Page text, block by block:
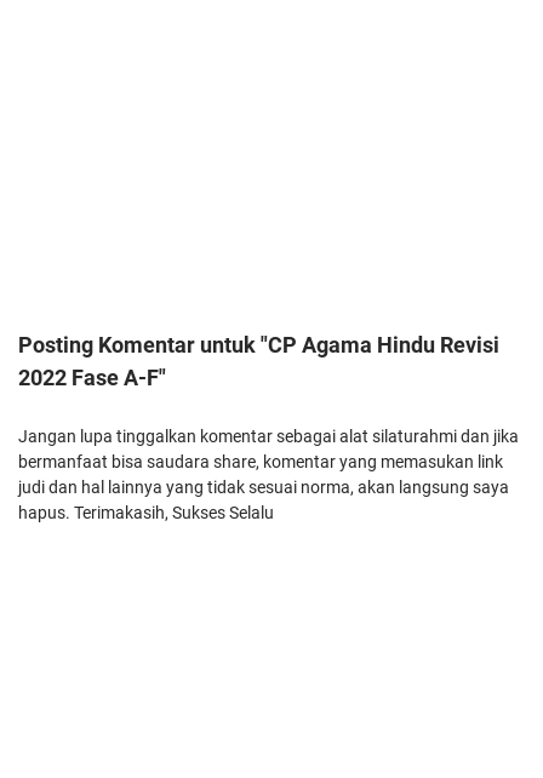
Posting Komentar untuk "CP Agama Hindu Revisi
2022 Fase A-F"
Jangan lupa tinggalkan komentar sebagai alat silaturahmi dan jika
bermanfaat bisa saudara share, komentar yang memasukan link
judi dan hal lainnya yang tidak sesuai norma, akan langsung saya
hapus. Terimakasih, Sukses Selalu